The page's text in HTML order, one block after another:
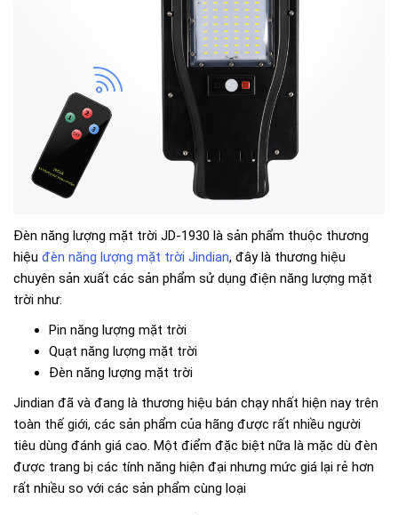
Đèn năng lượng mặt trời JD-1930 là sản phẩm thuộc thương
hiệu đèn năng lượng mặt trời Jindian, đây là thương hiệu
chuyên sản xuất các sản phẩm sử dụng điện năng lượng mặt
trời như:
Pin năng lượng mặt trời
Quạt năng lượng mặt trời
Đèn năng lượng mặt trời
Jindian đã và đang là thương hiệu bán chạy nhất hiện nay trên
toàn thế giới, các sản phẩm của hãng được rất nhiều người
tiêu dùng đánh giá cao. Một điểm đặc biệt nữa là mặc dù đèn
được trang bị các tính năng hiện đại nhưng mức giá lại rẻ hơn
rất nhiều so với các sản phẩm cùng loại